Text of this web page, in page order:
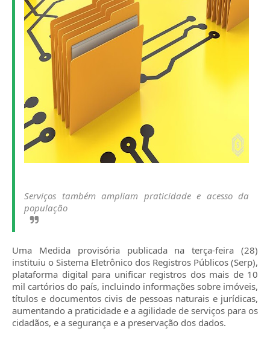
Serviços também ampliam praticidade e acesso da
população
Uma Medida provisória publicada na terça-feira (28)
instituiu o Sistema Eletrônico dos Registros Públicos (Serp),
plataforma digital para unificar registros dos mais de 10
mil cartórios do país, incluindo informações sobre imóveis,
títulos e documentos civis de pessoas naturais e jurídicas,
aumentando a praticidade e a agilidade de serviços para os
cidadãos, e a segurança e a preservação dos dados.